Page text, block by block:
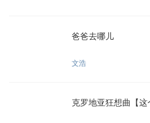
爸爸去哪儿
文浩
克罗地亚狂想曲【这